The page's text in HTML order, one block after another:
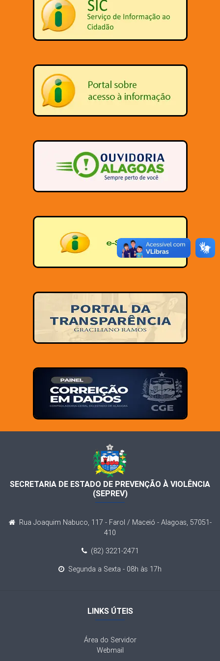
SECRETARIA DE ESTADO DE PREVENÇÃO À VIOLÊNCIA
(SEPREV)
Rua Joaquim Nabuco, 117 - Farol / Maceió - Alagoas, 57051-
410
(82) 3221-2471
Segunda a Sexta - 08h às 17h
LINKS ÚTEIS
Área do Servidor
Webmail